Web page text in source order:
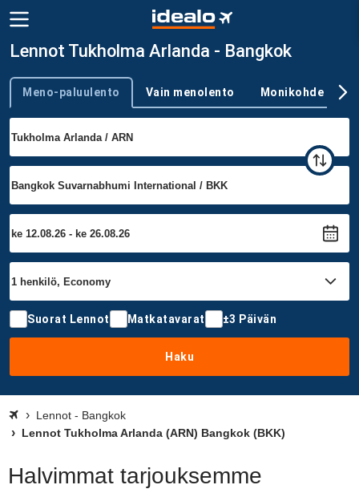
Lennot Tukholma Arlanda - Bangkok
Trip type
Meno-paluulento Vain menolento Monikohde
Suorat Lennot Matkatavarat ±3 Päivän
Haku
Lennot - Bangkok
Lennot Tukholma Arlanda (ARN) Bangkok (BKK)
Halvimmat tarjouksemme